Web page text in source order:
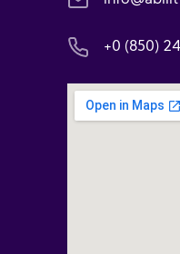
+0 (850)